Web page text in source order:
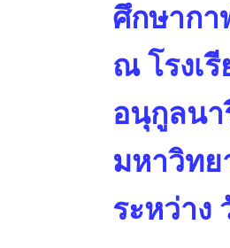
ศึกษาก
ณ โรงเ
อนุกูลนา
มหาวิท
ระหว่าง